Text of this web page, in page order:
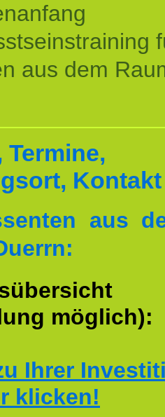
aus dem
Termine,
Kontakt
aus
möglich):
Ihrer
klicken!